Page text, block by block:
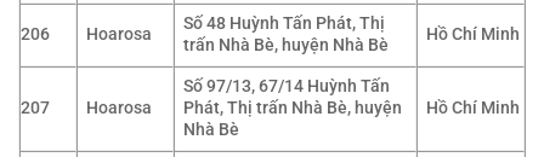
206 Hoarosa
Số 48 Huỳnh Tấn Phát, Thị
trấn Nhà Bè, huyện Nhà Bè
Hồ Chí Minh
207 Hoarosa
Số 97/13, 67/14 Huỳnh Tấn
Phát, Thị trấn Nhà Bè, huyện
Nhà Bè
Hồ Chí Minh